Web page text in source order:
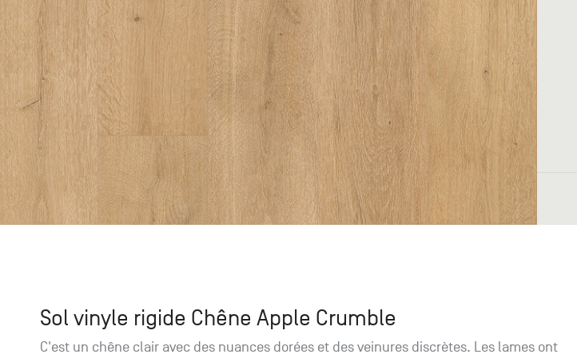
Sol vinyle rigide Chêne Apple Crumble
C'est un chêne clair avec des nuances dorées et des veinures discrètes. Les lames ont
Tables
Promotions
Accessoires
95870 Bezons
Chambourcy
Du lundi au samedi
+33 (0)1 30 06 09 22
22, route de Mantes - 78240
Chambourcy
Envie de recevoir des
catalogues papier ?